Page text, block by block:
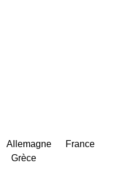
Allemagne
France
Grèce